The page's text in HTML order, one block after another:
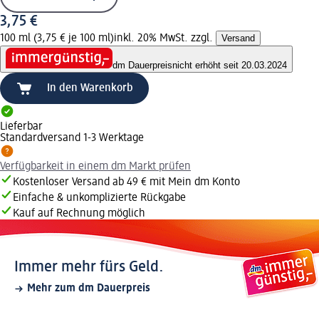
3,75 €
100 ml (3,75 € je 100 ml)inkl. 20% MwSt. zzgl. Versand
dm Dauerpreisnicht erhöht seit 20.03.2024
In den Warenkorb
Lieferbar
Standardversand 1-3 Werktage
Verfügbarkeit in einem dm Markt prüfen
Kostenloser Versand ab 49 € mit Mein dm Konto
Einfache & unkomplizierte Rückgabe
Kauf auf Rechnung möglich
Immer mehr fürs Geld.
Mehr zum dm Dauerpreis